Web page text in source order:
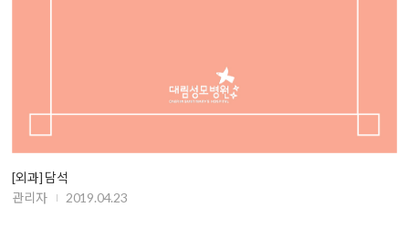
[외과] 담석
관리자
2019.04.23